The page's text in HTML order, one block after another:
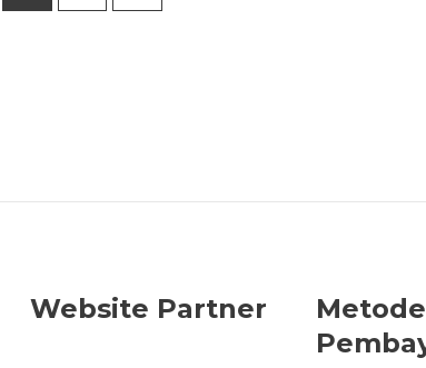
Website Partner
Metode